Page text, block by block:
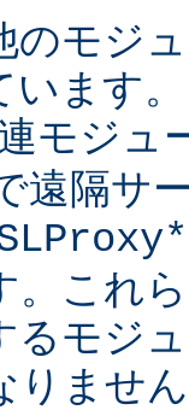
のモジ
います
モジュ
遠隔サ
。これ
るモジ
りませ